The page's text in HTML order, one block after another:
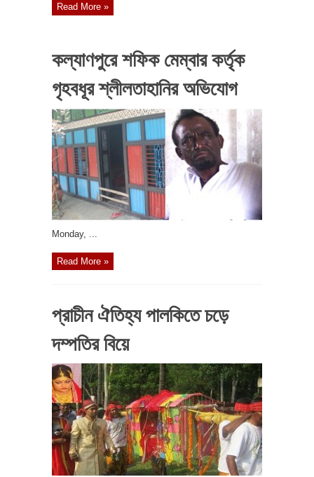
Read More »
কল্যাণপুরে শফিক মেম্বার কর্তৃক
গৃহবধূর শ্লীলতাহানির অভিযোগ
‎Monday, ...
Read More »
প্রাচীন ঐতিহ্য পালকিতে চড়ে
দম্পতির বিয়ে